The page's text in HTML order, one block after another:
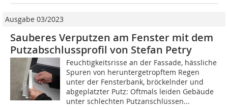
Ausgabe 03/2023
Sauberes Verputzen am Fenster mit dem
Putzabschlussprofil von Stefan Petry
Feuchtigkeitsrisse an der Fassade, hässliche
Spuren von heruntergetropftem Regen
unter der Fensterbank, bröckelnder und
abgeplatzter Putz: Oftmals leiden Gebäude
unter schlechten Putzanschlüssen...